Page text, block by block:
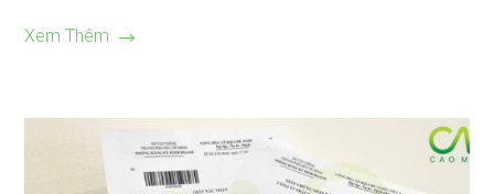
Xem Thêm